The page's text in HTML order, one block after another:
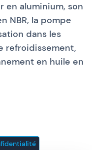
en aluminium, son
NBR, la pompe
dans les
refroidissement,
en huile en